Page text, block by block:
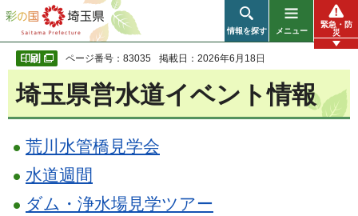
彩の国 埼玉県
情報を探す メニュー
緊急・防
災
ページ番号：83035 掲載日：2026年6月18日
埼玉県営水道イベント情報
荒川水管橋見学会
水道週間
ダム・浄水場見学ツアー